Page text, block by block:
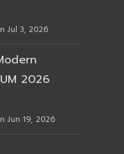
Jul 3, 2026
2026
Jun 19, 2026